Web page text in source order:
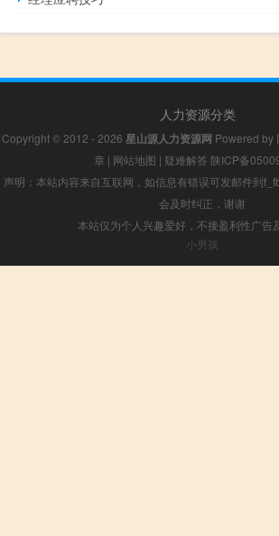
人力资源分类
Copyright © 2012 - 2026 星山源人力资源网 Powered by
章 | 网站地图 | 疑难解答 陕ICP备
声明：本站内容来自互联网，如信息有错误可发邮件到
会及时纠正，谢谢
本站仅为个人兴趣爱好，不接盈利性广告
小男孩